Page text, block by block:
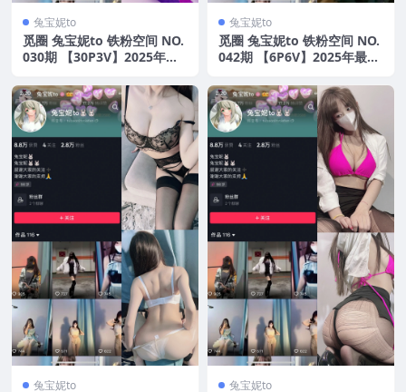
兔宝妮to
觅圈 兔宝妮to 铁粉空间 NO.
030期 【30P3V】2025年最
兔宝妮to
觅圈 兔宝妮to 铁粉空间 NO.
042期 【6P6V】2025年最新
兔宝妮to 兔宝妮to